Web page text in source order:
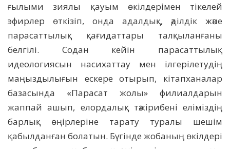
ғылыми зиялы қауым өкілдерімен тікелей
эфирлер өткізіп, онда адалдық, әділдік және
парасаттылық қағидаттары талқыланғаны
белгілі. Содан кейін парасаттылық
идеологиясын насихаттау мен ілгерілетудің
маңыздылығын ескере отырып, кітапханалар
базасында «Парасат жолы» филиалдарын
жаппай ашып, елордалық тәжірибені еліміздің
барлық өңірлеріне тарату туралы шешім
қабылданған болатын. Бүгінде жобаның өкілдері